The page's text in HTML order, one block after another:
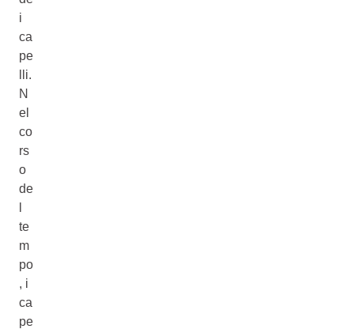
i
ca
pe
lli.
N
el
co
rs
o
de
te
m
po
, i
ca
pe